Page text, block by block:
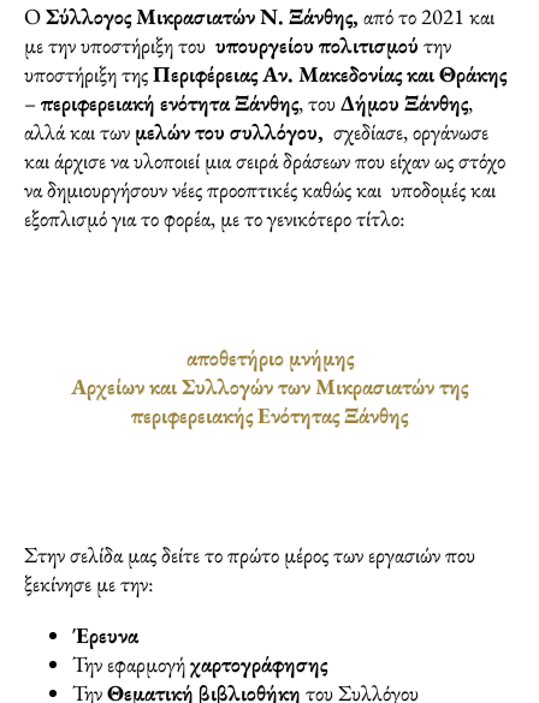
ΟΣύλλογος Μικρασιατών Ν. Ξάνθης, από το 2021 και
με την υποστήριξη του υπουργείου πολιτισμού την
υποστήριξη τηςΠεριφέρειας Αν. Μακεδονίας και Θράκης
– περιφερειακή ενότητα Ξάνθης, τουΔήμου Ξάνθης,
αλλά και των μελών του συλλόγου, σχεδίασε, οργάνωσε
και άρχισε να υλοποιεί μια σειρά δράσεων που είχαν ως στόχο
να δημιουργήσουν νέες προοπτικές καθώς και υποδομές και
εξοπλισμό για το φορέα, με το γενικότερο τίτλο:
αποθετήριο μνήμης
Αρχείων και Συλλογών των Μικρασιατών της
περιφερειακής Ενότητας Ξάνθης
Στην σελίδα μας δείτε το πρώτο μέρος των εργασιών που
ξεκίνησε με την:
Έρευνα
Την εφαρμογήχαρτογράφησης
ΤηνΘεματική βιβλιοθήκη του Συλλόγου